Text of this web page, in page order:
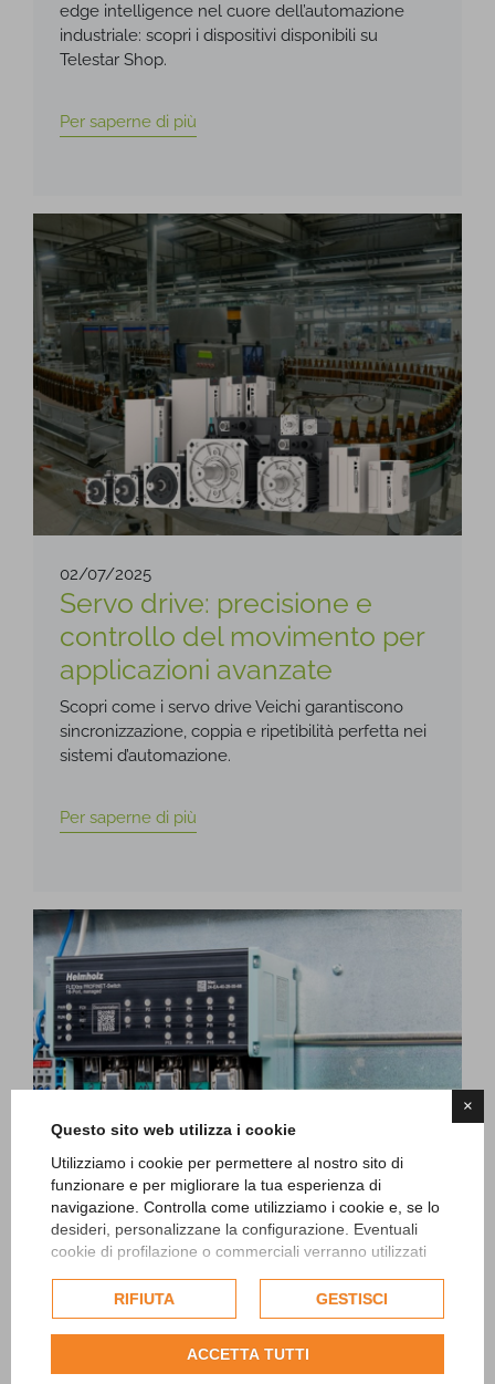
×
Questo sito web utilizza i cookie
Utilizziamo i cookie per permettere al nostro sito di
funzionare e per migliorare la tua esperienza di
navigazione. Controlla come utilizziamo i cookie e, se lo
desideri, personalizzane la configurazione. Eventuali
cookie di profilazione o commerciali verranno utilizzati
dell'utente e, se consentito, potrebbero essere utilizzati
per personalizzare gli annunci pubblicitari. Per ulteriori
informazioni su come Google utilizza i dati raccolti,
politica sulla privacy di Google
RIFIUTA GESTISCI
ACCETTA TUTTI
edge intelligence nel cuore dell’automazione
industriale: scopri i dispositivi disponibili su
Telestar Shop.
Per saperne di più
02/07/2025
Servo drive: precisione e
controllo del movimento per
applicazioni avanzate
Scopri come i servo drive Veichi garantiscono
sincronizzazione, coppia e ripetibilità perfetta nei
sistemi d’automazione.
Per saperne di più
Switch industriali e gateway:
come mettere in sicurezza la
rete OT